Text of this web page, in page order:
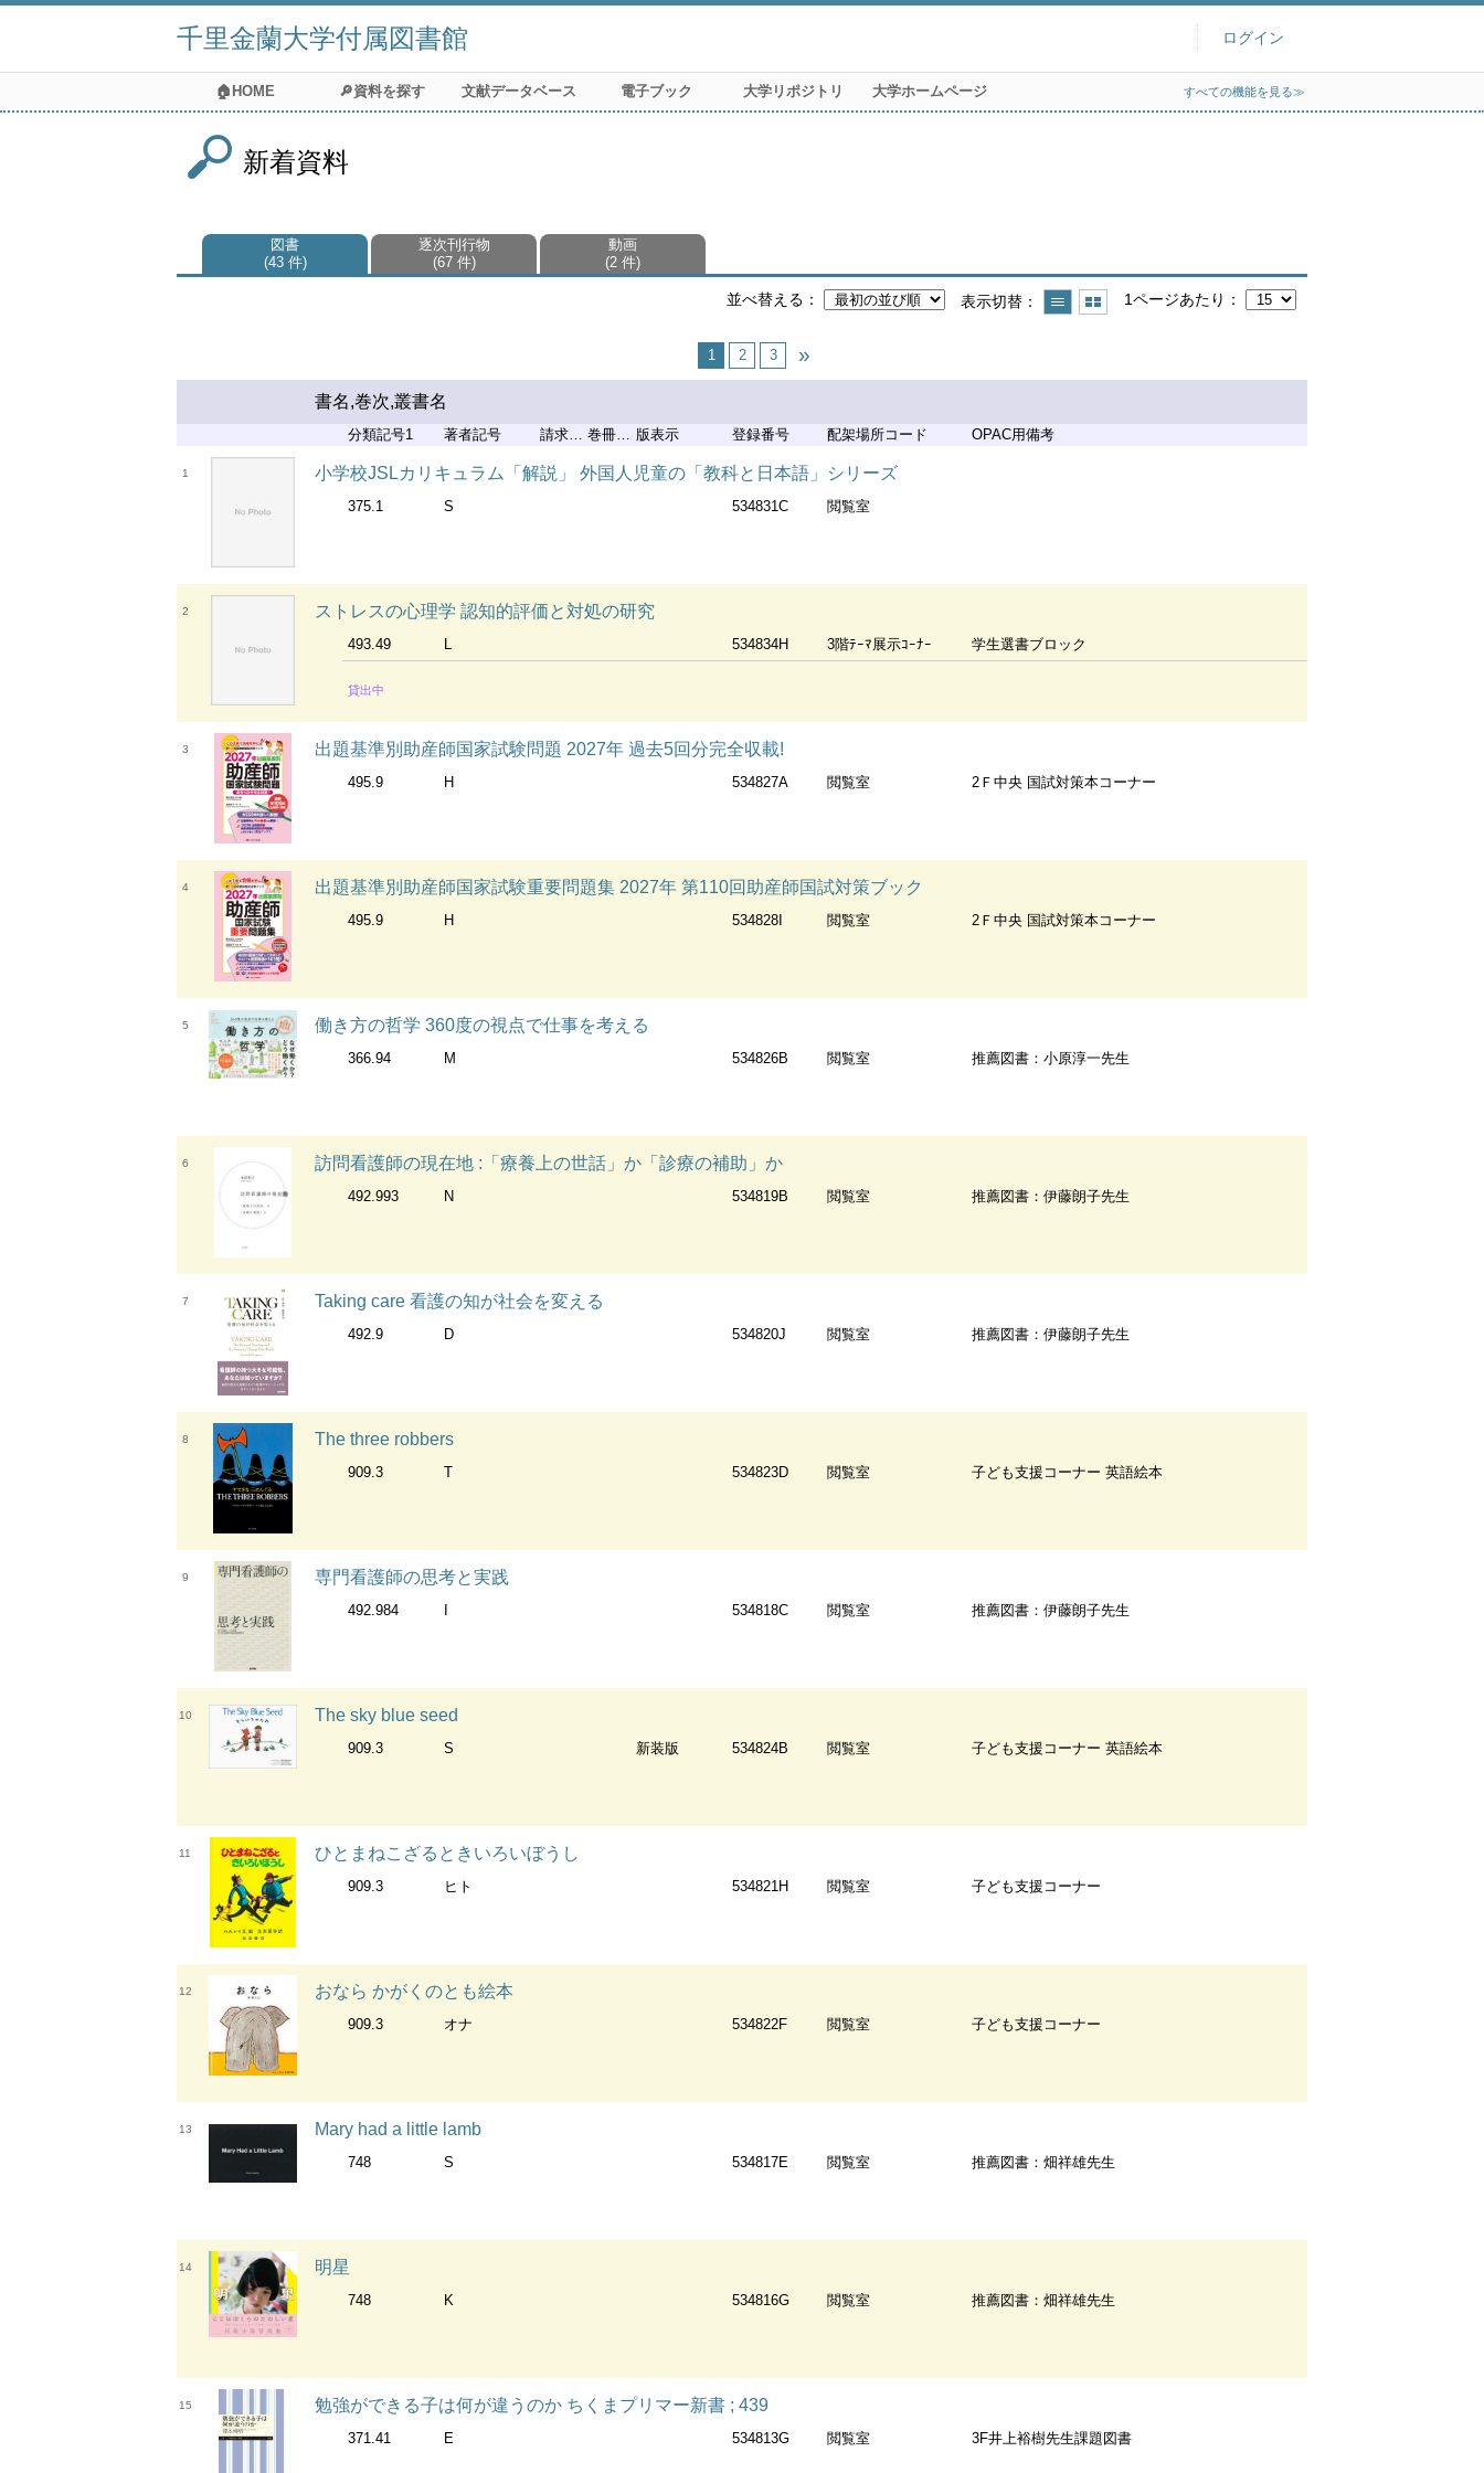
千里金蘭大学付属図書館 ログイン
🏠HOME 🔎資料を探す 文献データベース 電子ブック 大学リポジトリ 大学ホームページ すべての機能を見る≫
新着資料
図書
43 件
逐次刊行物
67 件
動画
2 件
並べ替える 表示切替 1ページあたり
1 2 3
書名,巻次,叢書名
分類記号1 著者記号 請求記号 巻冊記号 版表示 登録番号 配架場所コード OPAC用備考
1 小学校JSLカリキュラム「解説」 外国人児童の「教科と日本語」シリーズ
375.1 S 534831C 閲覧室
2 ストレスの心理学 認知的評価と対処の研究
493.49 L 534834H 3階ﾃｰﾏ展示ｺｰﾅｰ 学生選書ブロック
貸出中
3 出題基準別助産師国家試験問題 2027年 過去5回分完全収載!
495.9 H 534827A 閲覧室 2Ｆ中央 国試対策本コーナー
4 出題基準別助産師国家試験重要問題集 2027年 第110回助産師国試対策ブック
495.9 H 534828I 閲覧室 2Ｆ中央 国試対策本コーナー
5 働き方の哲学 360度の視点で仕事を考える
366.94 M 534826B 閲覧室 推薦図書：小原淳一先生
6 訪問看護師の現在地 :「療養上の世話」か「診療の補助」か
492.993 N 534819B 閲覧室 推薦図書：伊藤朗子先生
7 Taking care 看護の知が社会を変える
492.9 D 534820J 閲覧室 推薦図書：伊藤朗子先生
8 The three robbers
909.3 T 534823D 閲覧室 子ども支援コーナー 英語絵本
9 専門看護師の思考と実践
492.984 534818C 閲覧室 推薦図書：伊藤朗子先生
10 The sky blue seed
909.3 S 新装版 534824B 閲覧室 子ども支援コーナー 英語絵本
11 ひとまねこざるときいろいぼうし
909.3 ヒト 534821H 閲覧室 子ども支援コーナー
12 おなら かがくのとも絵本
909.3 オナ 534822F 閲覧室 子ども支援コーナー
13 Mary had a little lamb
748 S 534817E 閲覧室 推薦図書：畑祥雄先生
14 明星
748 K 534816G 閲覧室 推薦図書：畑祥雄先生
15 勉強ができる子は何が違うのか ちくまプリマー新書 ; 439
371.41 E 534813G 閲覧室 3F井上裕樹先生課題図書